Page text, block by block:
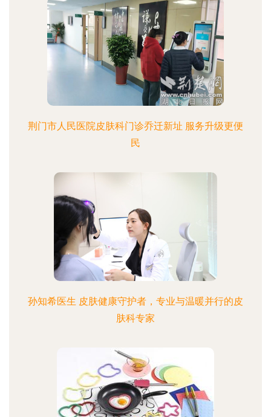
荆门市人民医院皮肤科门诊乔迁新址 服务升级更便
民
孙知希医生 皮肤健康守护者，专业与温暖并行的皮
肤科专家